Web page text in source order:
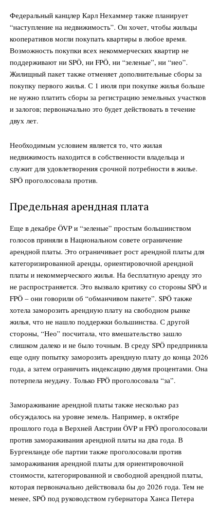
Федеральный канцлер Карл Нехаммер также планирует
“наступление на недвижимость”. Он хочет, чтобы жильцы
кооперативов могли покупать квартиры в любое время.
Возможность покупки всех некоммерческих квартир не
поддерживают ни SPÖ, ни FPÖ, ни “зеленые”, ни “нео”.
Жилищный пакет также отменяет дополнительные сборы за
покупку первого жилья. С 1 июля при покупке жилья больше
не нужно платить сборы за регистрацию земельных участков
и залогов; первоначально это будет действовать в течение
двух лет.
Необходимым условием является то, что жилая
недвижимость находится в собственности владельца и
служит для удовлетворения срочной потребности в жилье.
SPÖ проголосовала против.
Предельная арендная плата
Еще в декабре ÖVP и “зеленые” простым большинством
голосов приняли в Национальном совете ограничение
арендной платы. Это ограничивает рост арендной платы для
категоризированной аренды, ориентировочной арендной
платы и некоммерческого жилья. На бесплатную аренду это
не распространяется. Это вызвало критику со стороны SPÖ и
FPÖ – они говорили об “обманчивом пакете”. SPÖ также
хотела заморозить арендную плату на свободном рынке
жилья, что не нашло поддержки большинства. С другой
стороны, “Нео” посчитала, что вмешательство зашло
слишком далеко и не было точным. В среду SPÖ предприняла
еще одну попытку заморозить арендную плату до конца 2026
года, а затем ограничить индексацию двумя процентами. Она
потерпела неудачу. Только FPÖ проголосовала “за”.
Замораживание арендной платы также несколько раз
обсуждалось на уровне земель. Например, в октябре
прошлого года в Верхней Австрии ÖVP и FPÖ проголосовали
против замораживания арендной платы на два года. В
Бургенланде обе партии также проголосовали против
замораживания арендной платы для ориентировочной
стоимости, категорированной и свободной арендной платы,
которая первоначально действовала бы до 2026 года. Тем не
менее, SPÖ под руководством губернатора Ханса Петера